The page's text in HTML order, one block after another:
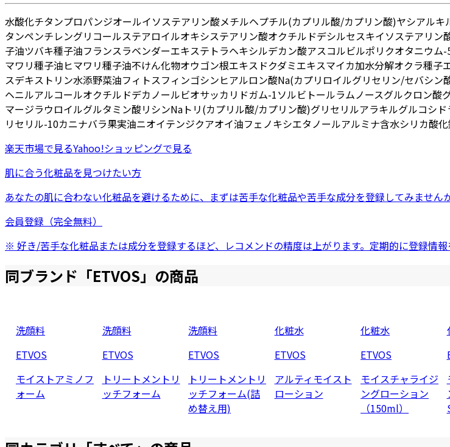
水酸化チタンプロパンジオールイソステアリン酸メチルヘプチル(カプリル酸/カプリン酸)ヤシアルキ
タンペンチレングリコールステアロイルオキシステアリン酸オクチルドデシルセスキイソステアリン
子油ツバキ種子油フランスラベンダーエキステトラヘキシルデカン酸アスコルビルポリクオタニウム-
マワリ種子油ヒマワリ種子油不けん化物オウゴン根エキス ドクダミエキスマイカ加水分解オクラ種子
スデキストリン水添野菜油フィトスフィンゴシンヒアルロン酸Na(カプリロイルグリセリン/セバシン
ヘニルアルコールオクチルドデカノールビオサッカリドガム-1ソルビトールラムノースグルクロン酸
マージラウロイルグルタミン酸リシンNa トリ(カプリル酸/カプリン酸)グリセリルアラキルグルコシド
リセリル-10カニナバラ果実油ニオイテンジクアオイ油フェノキシエタノールアルミナ含水シリカ酸
楽天市場で見るYahoo!ショッピングで見る
肌に合う化粧品を見つけたい方
あなたの肌に合わない化粧品を避けるために、まずは苦手な化粧品や苦手な成分を登録してみません
会員登録（完全無料）
※ 好き/苦手な化粧品または成分を登録するほど、レコメンドの精度は上がります。定期的に登録情報
同ブランド「ETVOS」の商品
洗顔料
ETVOS
モイストアミノフ
ォーム
洗顔料
ETVOS
トリートメントリ
ッチフォーム
洗顔料
ETVOS
トリートメントリ
ッチフォーム(詰
め替え用)
化粧水
ETVOS
アルティモイスト
ローション
化粧水
ETVOS
モイスチャライジ
ングローション
（150ml）